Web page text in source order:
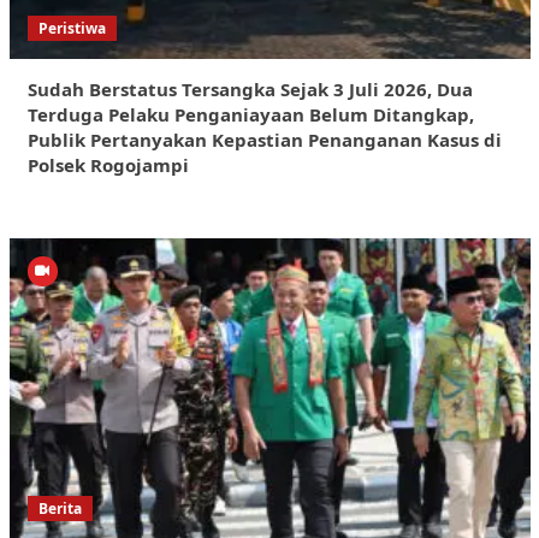
Peristiwa
Sudah Berstatus Tersangka Sejak 3 Juli 2026, Dua
Terduga Pelaku Penganiayaan Belum Ditangkap,
Publik Pertanyakan Kepastian Penanganan Kasus di
Polsek Rogojampi
Berita